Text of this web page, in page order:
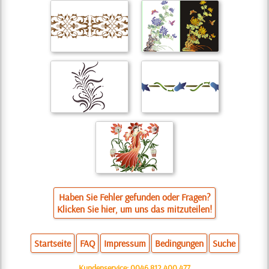
Haben Sie Fehler gefunden oder Fragen?
Klicken Sie hier, um uns das mitzuteilen!
Startseite FAQ Impressum Bedingungen Suche